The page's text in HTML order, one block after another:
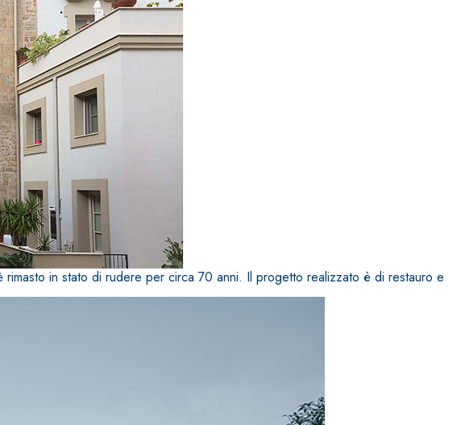
rimasto in stato di rudere per circa 70 anni. Il progetto realizzato è di restauro e